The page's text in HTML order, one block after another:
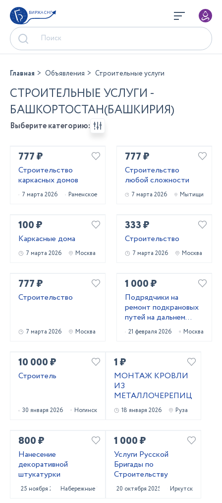
БИРЖА СНГ
Главная Объявления Строительные услуги
СТРОИТЕЛЬНЫЕ УСЛУГИ -
БАШКОРТОСТАН(БАШКИРИЯ)
Выберите категорию:
777 ₽
Строительство
каркасных домов
7 марта 2026 Раменское
777 ₽
Строительство
любой сложности
7 марта 2026 Мытищи
100 ₽
Каркасные дома
7 марта 2026 Москва
333 ₽
Строительство
7 марта 2026 Москва
777 ₽
Строительство
7 марта 2026 Москва
1 000 ₽
Подрядчики на
ремонт подкрановых
путей на дальнем
востоке
21 февраля 2026 Москва
10 000 ₽
Строитель
30 января 2026 Ногинск
1 ₽
МОНТАЖ КРОВЛИ
ИЗ
МЕТАЛЛОЧЕРЕПИЦЫ
18 января 2026 Руза
800 ₽
Нанесение
декоративной
штукатурки
25 ноября 2025Набережные Челны
1 000 ₽
Услуги Русской
Бригады по
Строительству
20 октября 2025 Иркутск